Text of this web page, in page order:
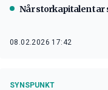
Når storkapitalen
08.02.2026 17:42
SYNSPUNKT